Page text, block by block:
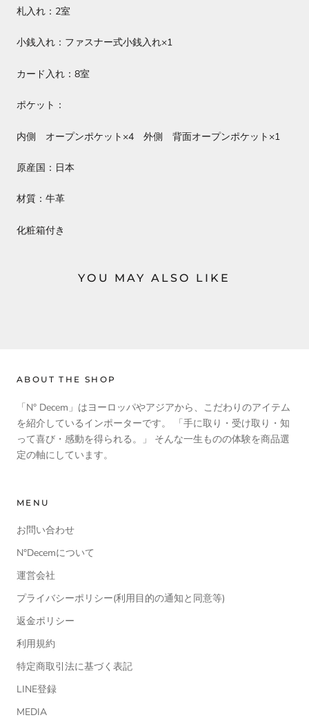
札入れ：2室
小銭入れ：ファスナー式小銭入れ×1
カード入れ：8室
ポケット：
内側 オープンポケット×4 外側 背面オープンポケット×1
原産国：日本
材質：牛革
化粧箱付き
YOU MAY ALSO LIKE
ABOUT THE SHOP
「N° Decem」はヨーロッパやアジアから、こだわりのアイテム
を紹介しているインポーターです。 「手に取り・受け取り・知
って喜び・感動を得られる。」 そんな一生ものの体験を商品選
定の軸にしています。
MENU
お問い合わせ
N°Decemについて
運営会社
プライバシーポリシー(利用目的の通知と同意等)
返金ポリシー
利用規約
特定商取引法に基づく表記
LINE登録
MEDIA